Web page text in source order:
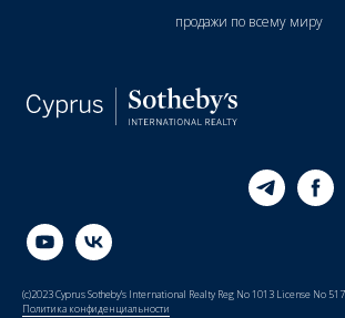
продажи по всему миру
(c)2023 Cyprus Sotheby’s International Realty Reg No 1013 License No
Политика конфиденциальности